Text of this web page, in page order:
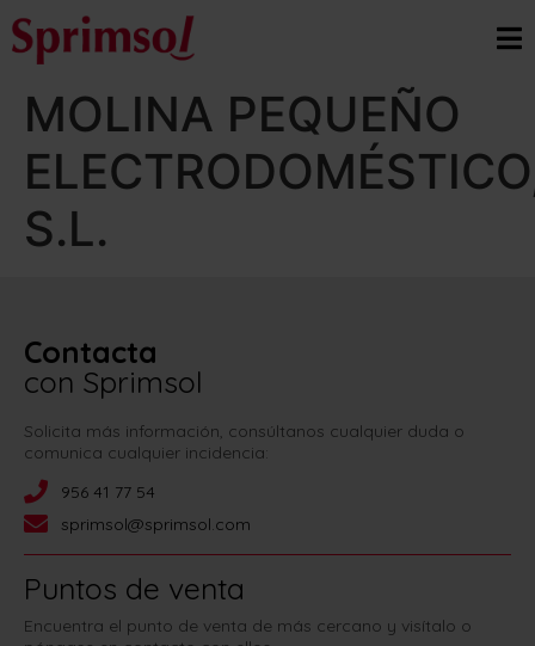
MOLINA PEQUEÑO
S.L.
Contacta
con Sprimsol
Solicita más información, consúltanos cualquier duda o
comunica cualquier incidencia:
956 41 77 54
sprimsol@sprimsol.com
Puntos de venta
Encuentra el punto de venta de más cercano y visítalo o